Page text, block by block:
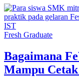
Fresh Graduate
Bagaimana
Mampu